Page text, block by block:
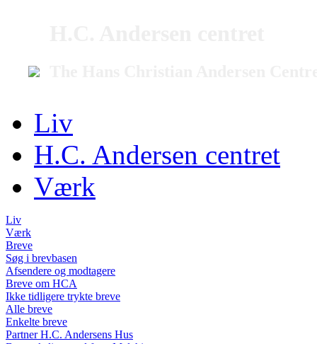
Liv
H.C. Andersen centret
Værk
Liv
Værk
Breve
Søg i brevbasen
Afsendere og modtagere
Breve om HCA
Ikke tidligere trykte breve
Alle breve
Enkelte breve
Partner H.C. Andersens Hus